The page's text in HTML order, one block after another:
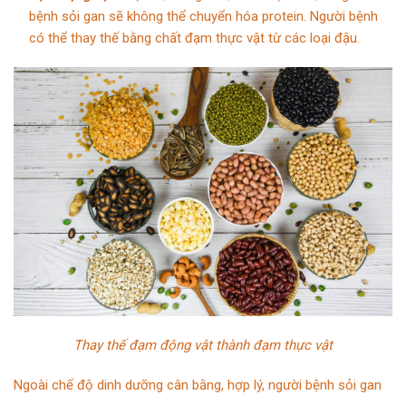
bệnh sỏi gan sẽ không thể chuyển hóa protein. Người bệnh
có thể thay thế bằng chất đạm thực vật từ các loại đậu.
Thay thế đạm động vật thành đạm thực vật
Ngoài chế độ dinh dưỡng cân bằng, hợp lý, người bệnh sỏi gan